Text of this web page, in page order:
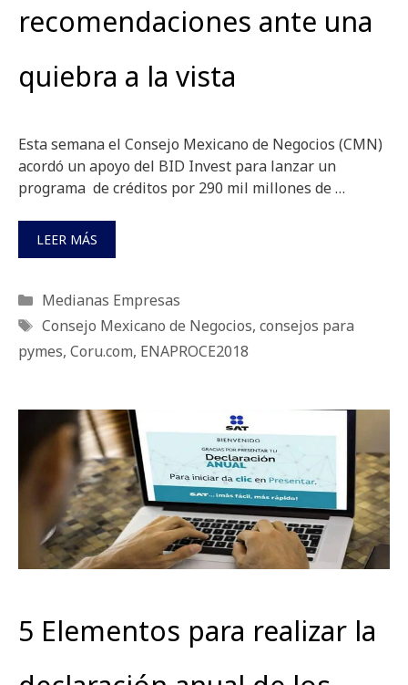
recomendaciones ante una
quiebra a la vista
Esta semana el Consejo Mexicano de Negocios (CMN)
acordó un apoyo del BID Invest para lanzar un
programa de créditos por 290 mil millones de …
LEER MÁS
Categorías
Medianas Empresas
Etiquetas
Consejo Mexicano de Negocios, consejos para
pymes, Coru.com, ENAPROCE2018
5 Elementos para realizar la